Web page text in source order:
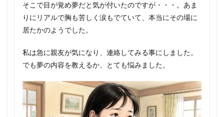
そこで目が覚め夢だと気が付いたのですが・・・。あま
りにリアルで胸も苦しく涙もでていて、本当にその場に
居たかのようでした。
私は急に親友が気になり、連絡してみる事にしました。
でも夢の内容を教えるか、とても悩みました。